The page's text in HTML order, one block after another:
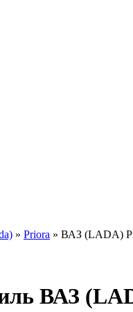
» Priora » ВАЗ (LADA)
ВАЗ